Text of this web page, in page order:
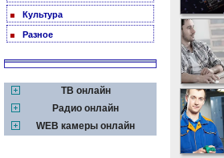
Культура
Разное
ТВ онлайн
Радио онлайн
WEB камеры онлайн